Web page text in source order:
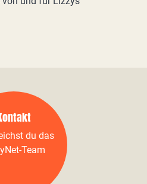
du das
Team